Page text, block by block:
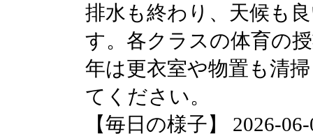
排水も終わり、天候も
す。各クラスの体育の
年は更衣室や物置も清
てください。
【毎日の様子】 2026-